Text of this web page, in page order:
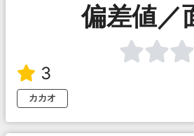
偏差値／
3
カカオ